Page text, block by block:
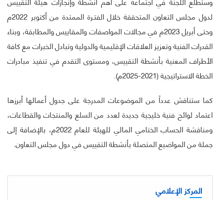
لدول مجلس التعاون المتحققة خلال الفتـرة الممتدة من أكتوبر 2022م
وحتى أبريل 2023م في مجالات المواصفات والمقاييس والمطابقة، وبناء
القدرات الفنية وتعزيز العلاقات الإقليمية والدولية وتبادل الخبرات مع كافة
الأطراف المعنية بأنشطة التقييس، ومستوى التقدم في تنفيذ مبادرات
الخطة الاستراتيجية (2021-2025م).
كما ستناقش عدداً من الموضوعات المدرجة على جدول أعمالها أبرزها
اعتماد لوائح فنية خليجية جديدة لعدد من السلع والمنتجات والقطاعات،
ومناقشة الحساب الختامي المالي للهيئة للعام 2022م، بالإضافة إلى
جملة من المواضيع المتصلة بأنشطة التقييس في دول مجلس التعاون.
المركز الإعلامي